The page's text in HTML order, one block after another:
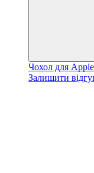
Чохол для
Залишити